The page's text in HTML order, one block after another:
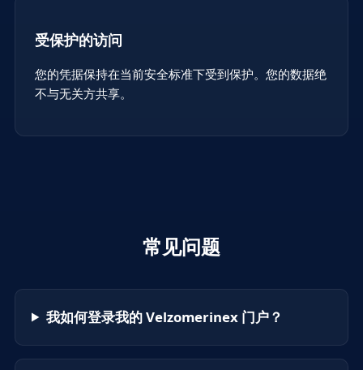
受保护的访问
您的凭据保持在当前安全标准下受到保护。您的数据绝
不与无关方共享。
常见问题
我如何登录我的 Velzomerinex 门户？